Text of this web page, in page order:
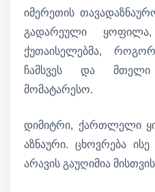
იმერეთის
გადარეული
ქუთაისელებმა,
ჩამსვეს და მთელი
მომატარესო.
დიმიტრი, ქართლელი
აზნაური. ცხოვრება
არავის გაუღიმია